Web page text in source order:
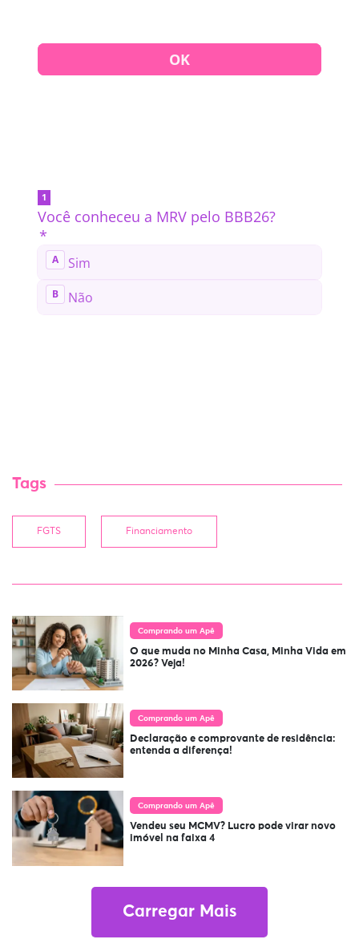
Tags
FGTS Financiamento
Comprando um Apê
O que muda no Minha Casa, Minha Vida em
2026? Veja!
Comprando um Apê
Declaração e comprovante de residência:
entenda a diferença!
Comprando um Apê
Vendeu seu MCMV? Lucro pode virar novo
imóvel na faixa 4
Carregar Mais